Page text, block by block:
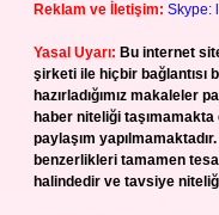
Reklam ve İletişim: Skype:
Yasal Uyarı: Bu internet
şirketi ile hiçbir bağlantısı
hazırladığımız makaleler
haber niteliği
paylaşım
benzerlikleri tamamen
halindedir ve tavsiye